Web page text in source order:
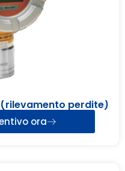
(rilevamento perdite)
ora